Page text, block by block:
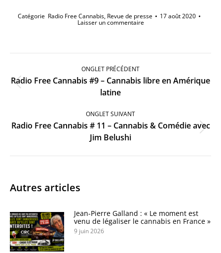
Catégorie Radio Free Cannabis, Revue de presse 17 août 2020
Laisser un commentaire
Navigation
ONGLET PRÉCÉDENT
Onglet
précédent
Radio Free Cannabis #9 – Cannabis libre en Amérique
latine
ONGLET SUIVANT
Onglet
suivant
Radio Free Cannabis # 11 – Cannabis & Comédie avec
Jim Belushi
Autres articles
Jean-Pierre Galland : « Le moment est
venu de légaliser le cannabis en France »
9 juin 2026